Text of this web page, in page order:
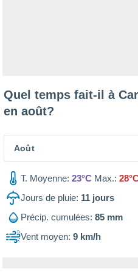
Quel temps fait-il à
en août?
Août
T. Moyenne: 23°C Max.:
Jours de pluie: 11 jours
Précip. cumulées: 85 mm
Vent moyen: 9 km/h